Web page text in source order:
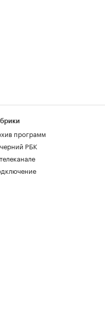
программ
РБК